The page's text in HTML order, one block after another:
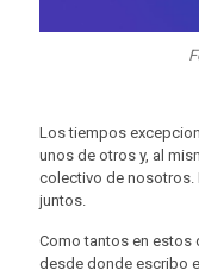
Los tiempos
unos de otros y, al
colectivo de nosotros.
juntos.
Como tantos en estos
desde donde escribo